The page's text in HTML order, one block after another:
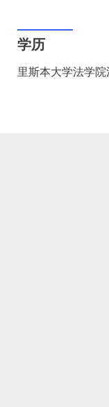
学历
里斯本大学法学院